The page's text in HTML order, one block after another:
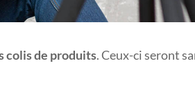
colis de produits. Ceux-ci seront